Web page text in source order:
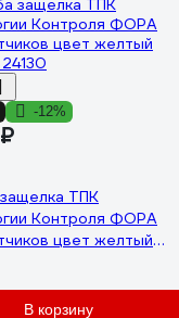
-12%
ТПК
Контроля ФОРА
цвет желтый
В корзину